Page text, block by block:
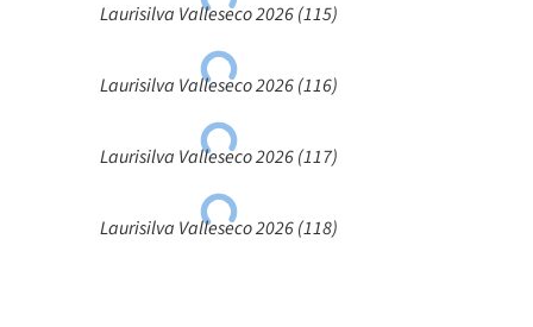
Laurisilva Valleseco 2026 (115)
Laurisilva Valleseco 2026 (116)
Laurisilva Valleseco 2026 (117)
Laurisilva Valleseco 2026 (118)